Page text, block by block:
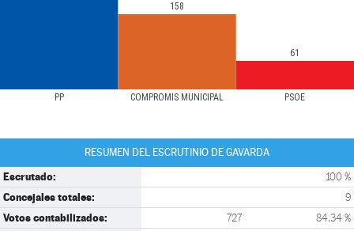
PP COMPROMÍS MUNICIPAL PSOE
158
61
RESUMEN DEL ESCRUTINIO DE GAVARDA
Escrutado: 100 %
Concejales totales: 9
Votos contabilizados: 727 84,34 %